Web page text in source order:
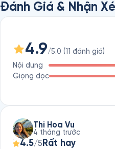
Từng trang sách như trang
niệm yêu thương. Và khi đọc
xúc của ngày xa xưa lẫn
cao xa nhưng trong bộn bề
Bạn sẽ bắt gặp trong sách
Đánh Giá & Nhận
4.9/5.0 (11 đánh giá)
Nội dung
Giọng đọc
Thi Hoa Vu
4 tháng trước
4.5/5 Rất hay